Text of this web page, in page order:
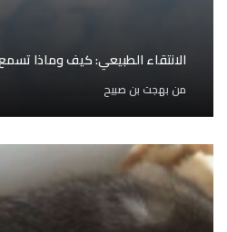
الانتقاء الطبيعي: كيف وماذا
من بهجت بن صبيح